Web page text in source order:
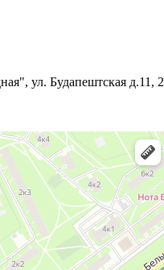
ул. Будапештская д.11, 2